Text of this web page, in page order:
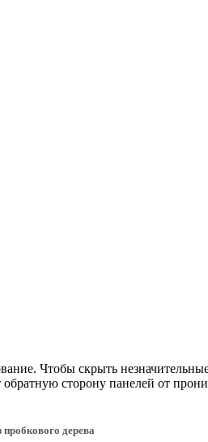
Чтобы скрыть
сторону панелей от
дерева